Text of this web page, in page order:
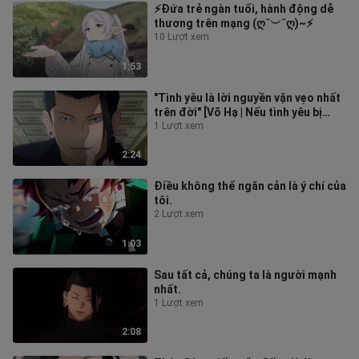
1:53
⚡Đứa trẻ ngàn tuổi, hành động dễ
thương trên mạng (ღ˘︶˘ღ)~⚡
10 Lượt xem
2:24
"Tình yêu là lời nguyền vặn vẹo nhất
trên đời" [Võ Hạ | Nếu tình yêu bị
lãng quên]
1 Lượt xem
1:03
Điều không thể ngăn cản là ý chí của
tôi.
2 Lượt xem
2:08
Sau tất cả, chúng ta là người mạnh
nhất.
1 Lượt xem